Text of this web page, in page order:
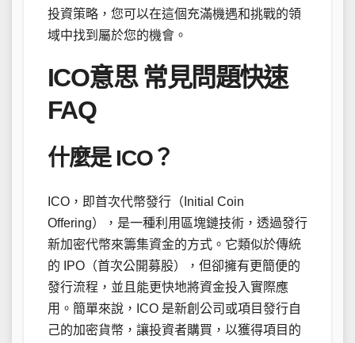
投資策略，您可以在這個充滿機遇和挑戰的領
域中找到屬於您的機會。
ICO意思 常見問題快速
FAQ
什麼是 ICO？
ICO，即首次代幣發行（Initial Coin
Offering），是一種利用區塊鏈技術，透過發行
新加密代幣來籌集資金的方式。它類似於傳統
的 IPO（首次公開募股），但卻擁有更簡便的
發行流程，並且能更快地將資金投入實際應
用。簡單來說，ICO 是新創公司或項目發行自
己的加密貨幣，讓投資者購買，以獲得項目的